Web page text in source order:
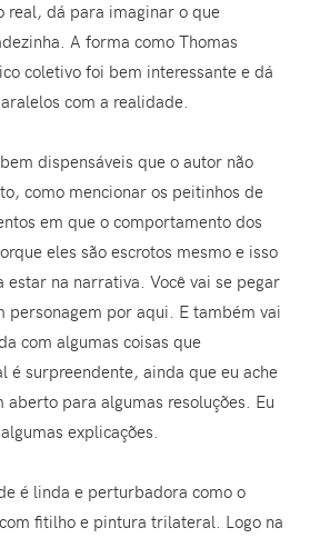
real, dá para imaginar o que
A forma como Thomas
coletivo foi bem interessante e dá
com a realidade.
dispensáveis que o autor não
como mencionar os peitinhos de
em que o comportamento dos
eles são escrotos mesmo e isso
na narrativa. Você vai se pegar
personagem por aqui. E também vai
com algumas coisas que
é surpreendente, ainda que eu ache
aberto para algumas resoluções. Eu
explicações.
é linda e perturbadora como o
fitilho e pintura trilateral. Logo na